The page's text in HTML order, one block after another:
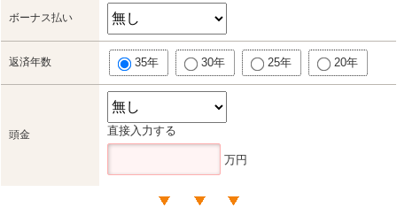
ボーナス払い
返済年数 35年 30年 25年 20年
頭金 直接入力する
万円